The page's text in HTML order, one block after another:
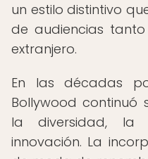
un estilo distintivo
de audiencias
extranjero.
En las décadas
Bollywood continuó
la diversidad, la
innovación. La